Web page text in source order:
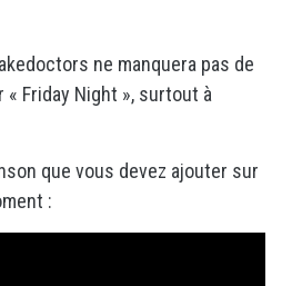
ne manquera pas de
Friday Night », surtout à
que vous devez ajouter sur
: